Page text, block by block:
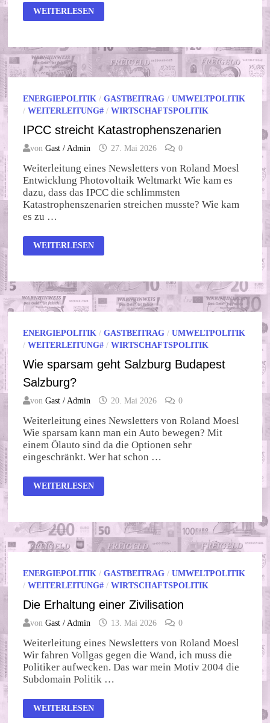
IPCC
STREICHT
WEITERLESEN
ENERGIEPOLITIK /GASTBEITRAG /UMWELTPOLITIK
/WEITERLEITUNG# /WIRTSCHAFTSPOLITIK
IPCC streicht Katastrophenszenarien
vonGast / Admin 27. Mai 2026 0
Weiterleitung eines Newsletters von Roland Moesl
Entwicklung Photovoltaik Weltmarkt Wie kam es
dazu, dass das IPCC die schlimmsten
Katastrophenszenarien streichen musste? Wie kam
es zu …
IPCC
STREICHT
WEITERLESEN
ENERGIEPOLITIK /GASTBEITRAG /UMWELTPOLITIK
/WEITERLEITUNG# /WIRTSCHAFTSPOLITIK
Wie sparsam geht Salzburg Budapest
Salzburg?
vonGast / Admin 20. Mai 2026 0
Weiterleitung eines Newsletters von Roland Moesl
Wie sparsam kann man ein Auto bewegen? Mit
einem Ölauto sind da die Optionen sehr
eingeschränkt. Wer hat schon …
WIE
SPARSAM
SALZBURG?
WEITERLESEN
ENERGIEPOLITIK /GASTBEITRAG /UMWELTPOLITIK
/WEITERLEITUNG# /WIRTSCHAFTSPOLITIK
Die Erhaltung einer Zivilisation
vonGast / Admin 13. Mai 2026 0
Weiterleitung eines Newsletters von Roland Moesl
Wir fahren Vollgas gegen die Wand, ich muss die
Politiker aufwecken. Das war mein Motiv 2004 die
Subdomain Politik …
DIE
ERHALTUNG
WEITERLESEN